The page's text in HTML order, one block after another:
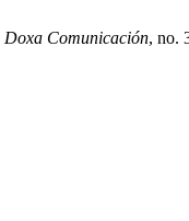
Doxa Comunicación, no.